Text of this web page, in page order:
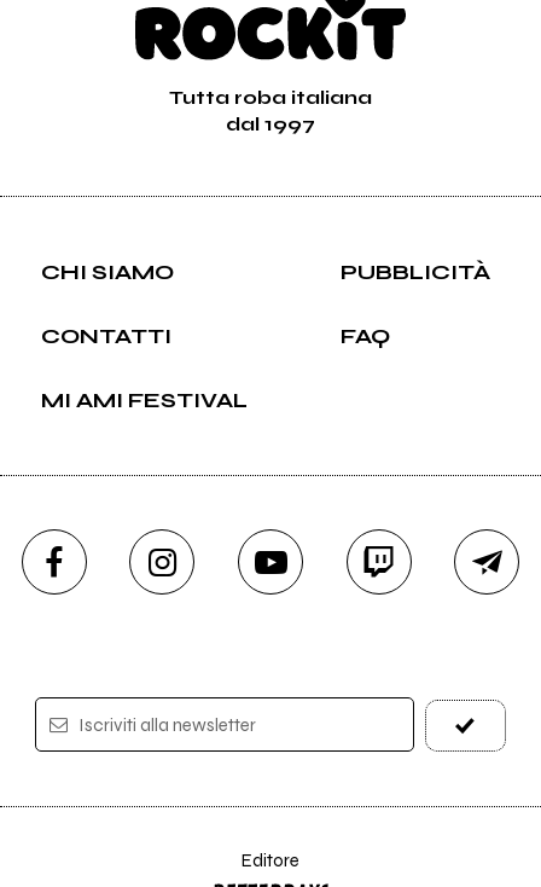
Tutta roba italiana
dal 1997
CHI SIAMO PUBBLICITÀ
CONTATTI FAQ
MI AMI FESTIVAL
Iscriviti alla newsletter
Editore